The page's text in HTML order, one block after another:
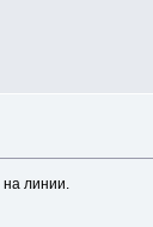
на линии.